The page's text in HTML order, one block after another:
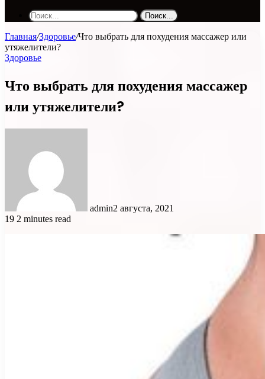
Поиск...
Главная/Здоровье/Что выбрать для похудения массажер или
утяжелители?
Здоровье
Что выбрать для похудения массажер
или утяжелители?
admin2 августа, 2021
19 2 minutes read